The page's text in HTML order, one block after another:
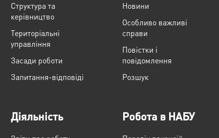
Структура та
керівництво
Територіальні
управління
Засади роботи
Запитання-відповіді
Новини
Особливо важливі
справи
Повістки і
повідомлення
Розшук
Діяльність Робота в НАБУ